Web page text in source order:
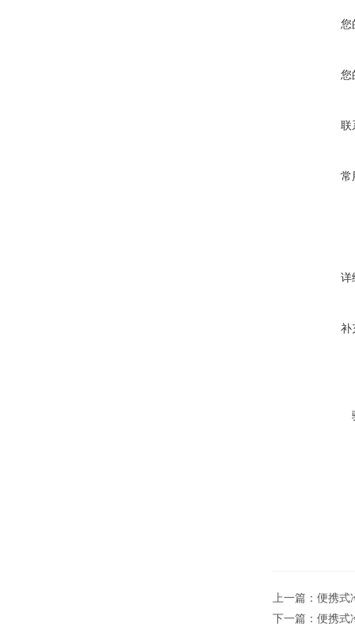
您
您
联
常
详
补
上一篇： 便携式
下一篇： 便携式